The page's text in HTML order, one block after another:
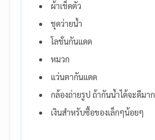
ผ้าเช็ดตัว
ชุดว่ายน้ำ
โลชั่นกันแดด
หมวก
แว่นตากันแดด
กล้องถ่ายรูป ถ้ากันน้ำได้จะดีมาก
เงินสำหรับซื้อของเล็กๆน้อยๆ